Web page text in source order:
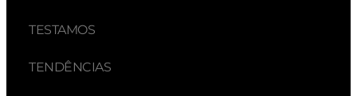
TESTAMOS
TENDÊNCIAS